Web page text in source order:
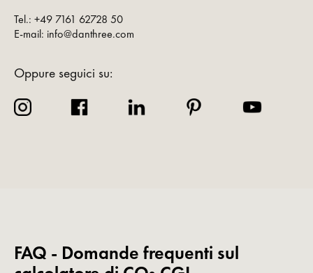
Tel.: +49 7161 62728 50
E-mail: info@danthree.com
Oppure seguici su:
FAQ - Domande frequenti sul